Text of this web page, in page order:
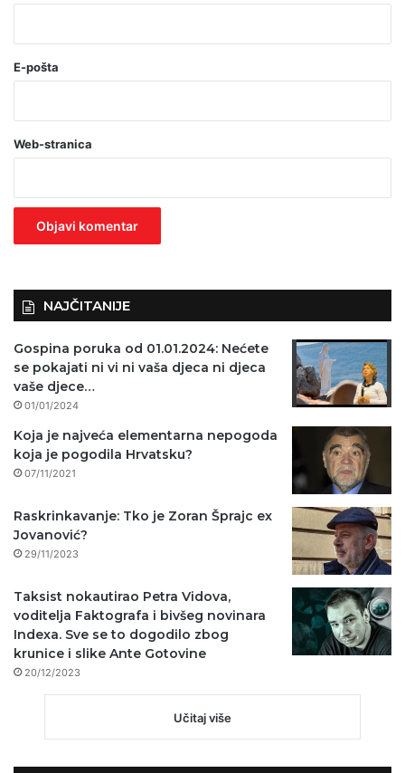
o
a
v
z
E-pošta
Web-stranica
NAJČITANIJE
Gospina poruka od 01.01.2024: Nećete
se pokajati ni vi ni vaša djeca ni djeca
vaše djece…
01/01/2024
Koja je najveća elementarna nepogoda
koja je pogodila Hrvatsku?
07/11/2021
Raskrinkavanje: Tko je Zoran Šprajc ex
Jovanović?
29/11/2023
Taksist nokautirao Petra Vidova,
voditelja Faktografa i bivšeg novinara
Indexa. Sve se to dogodilo zbog
krunice i slike Ante Gotovine
20/12/2023
Učitaj više